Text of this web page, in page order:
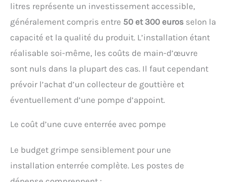
litres représente un investissement accessible,
généralement compris entre 50 et 300 euros selon la
capacité et la qualité du produit. L’installation étant
réalisable soi-même, les coûts de main-d’œuvre
sont nuls dans la plupart des cas. Il faut cependant
prévoir l’achat d’un collecteur de gouttière et
éventuellement d’une pompe d’appoint.
Le coût d’une cuve enterrée avec pompe
Le budget grimpe sensiblement pour une
installation enterrée complète. Les postes de